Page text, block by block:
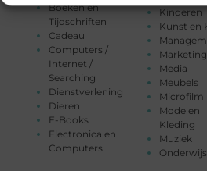
Boeken en
Tijdschriften
Cadeau
Computers /
Internet /
Searching
Dienstverlening
Dieren
E-Books
Electronica en
Computers
Kinderen
Kunst en
Marketing
Media
Meubels
Microfilm
Mode en
Kleding
Muziek
Onderwijs